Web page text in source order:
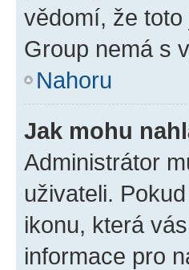
vědomí, že
Group nemá s
Nahoru
Jak mohu
Administrátor
uživateli.
ikonu, která
informace pro